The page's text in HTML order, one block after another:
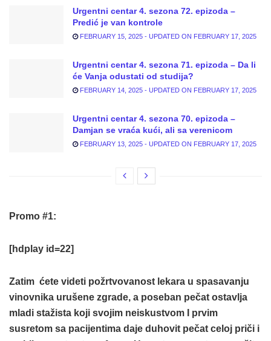
Urgentni centar 4. sezona 72. epizoda –
Predić je van kontrole
FEBRUARY 15, 2025 - UPDATED ON FEBRUARY 17, 2025
Urgentni centar 4. sezona 71. epizoda – Da li
će Vanja odustati od studija?
FEBRUARY 14, 2025 - UPDATED ON FEBRUARY 17, 2025
Urgentni centar 4. sezona 70. epizoda –
Damjan se vraća kući, ali sa verenicom
FEBRUARY 13, 2025 - UPDATED ON FEBRUARY 17, 2025
Promo #1:
[hdplay id=22]
Zatim ćete videti požrtvovanost lekara u spasavanju
vinovnika urušene zgrade, a poseban pečat ostavlja
mladi stažista koji svojim neiskustvom I prvim
susretom sa pacijentima daje duhovit pečat celoj priči i